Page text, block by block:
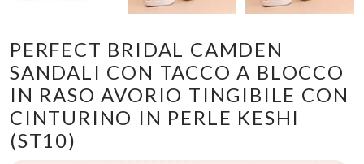
PERFECT BRIDAL CAMDEN
SANDALI CON TACCO A BLOCCO
IN RASO AVORIO TINGIBILE CON
CINTURINO IN PERLE KESHI
(ST10)